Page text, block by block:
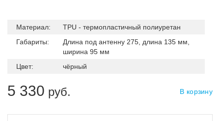
Материал:
TPU - термопластичный полиуретан
Габариты:
Длина под антенну 275, длина 135 мм,
ширина 95 мм
Цвет:
чёрный
5 330 руб. В корзину